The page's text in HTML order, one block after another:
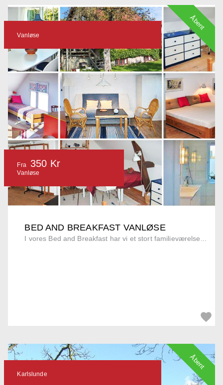
BED AND BREAKFAST VANLØSE
I vores Bed and Breakfast har vi et stort familieværelse...
Vanløse
Fra 350 Kr
Vanløse
Åbent
Karlslunde
Åbent